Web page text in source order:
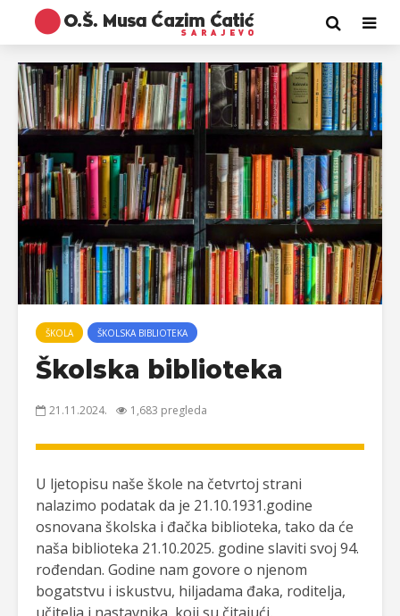
ŠKOLA ŠKOLSKA BIBLIOTEKA
Školska biblioteka
21.11.2024. 1,683 pregleda
U ljetopisu naše škole na četvrtoj strani
nalazimo podatak da je 21.10.1931.godine
osnovana školska i đačka biblioteka, tako da će
naša biblioteka 21.10.2025. godine slaviti svoj 94.
rođendan. Godine nam govore o njenom
bogatstvu i iskustvu, hiljadama đaka, roditelja,